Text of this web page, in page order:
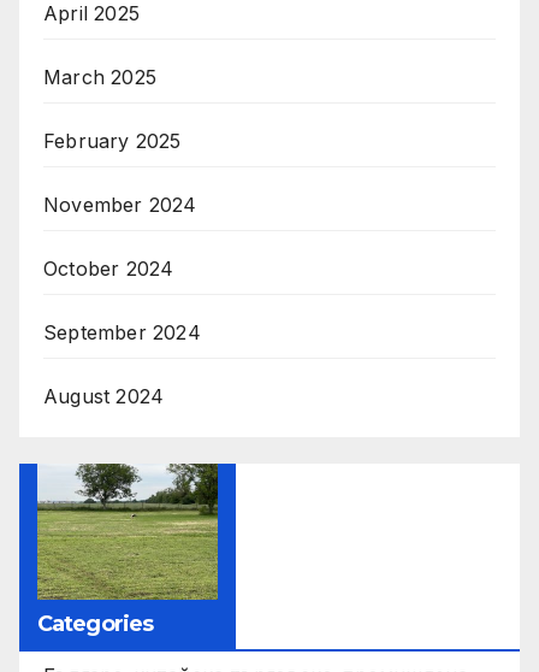
April 2025
March 2025
February 2025
November 2024
October 2024
September 2024
August 2024
Categories